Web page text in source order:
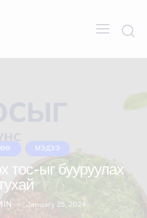
МЭДЭЭ
тос-ыг бууруулах
January 25, 2024